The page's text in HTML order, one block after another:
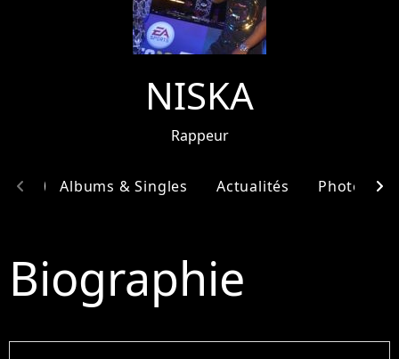
NISKA
Rappeur
Albums & Singles Actualités Photos
chevron_left chevron_right
Biographie